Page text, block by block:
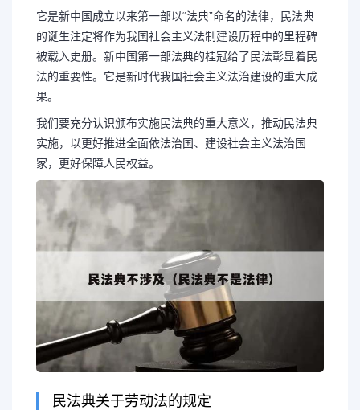
它是新中国成立以来第一部以“法典”命名的法律，民法典
的诞生注定将作为我国社会主义法制建设历程中的里程碑
被载入史册。新中国第一部法典的桂冠给了民法彰显着民
法的重要性。它是新时代我国社会主义法治建设的重大成
果。
我们要充分认识颁布实施民法典的重大意义，推动民法典
实施，以更好推进全面依法治国、建设社会主义法治国
家，更好保障人民权益。
民法典关于劳动法的规定
长按图片识别二维